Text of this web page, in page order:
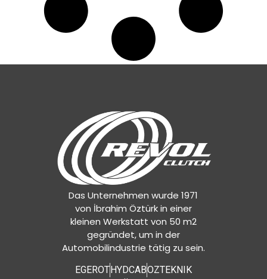
Das Unternehmen wurde 1971
von İbrahim Öztürk in einer
kleinen Werkstatt von 50 m2
gegründet, um in der
Automobilindustrie tätig zu sein.
EGEROTHYDCABOZTEKNIK